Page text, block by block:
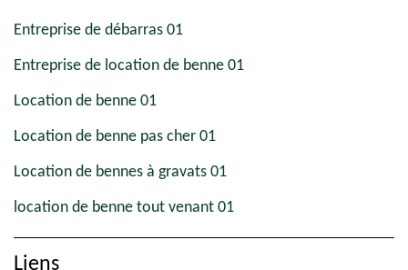
Entreprise de débarras 01
Entreprise de location de benne 01
Location de benne 01
Location de benne pas cher 01
Location de bennes à gravats 01
location de benne tout venant 01
Liens